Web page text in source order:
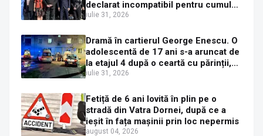
declarat incompatibil pentru cumul
de funcții
iulie 31, 2026
Dramă în cartierul George Enescu. O
adolescentă de 17 ani s-a aruncat de
la etajul 4 după o ceartă cu părinții,
pe fondul consumului de alcool în
iulie 31, 2026
Fetiță de 6 ani lovită în plin pe o
stradă din Vatra Dornei, după ce a
ieșit în fața mașinii prin loc nepermis
august 04, 2026